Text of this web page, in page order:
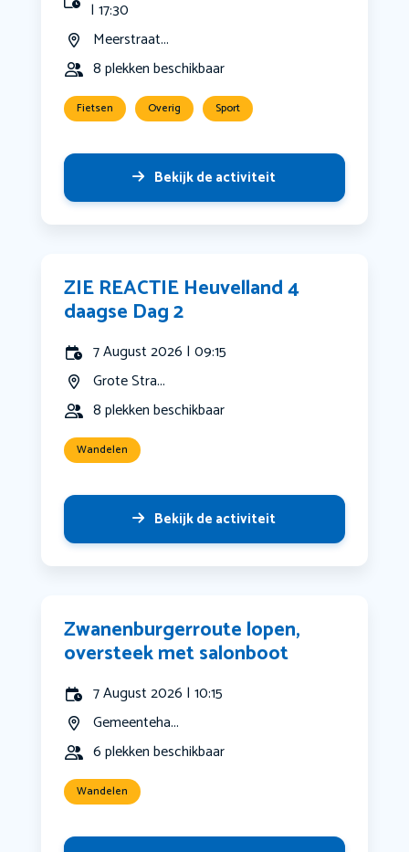
| 17:30
Meerstraat...
8 plekken beschikbaar
Fietsen Overig Sport
Bekijk de activiteit
ZIE REACTIE Heuvelland 4
daagse Dag 2
7 August 2026 | 09:15
Grote Stra...
8 plekken beschikbaar
Wandelen
Bekijk de activiteit
Zwanenburgerroute lopen,
oversteek met salonboot
7 August 2026 | 10:15
Gemeenteha...
6 plekken beschikbaar
Wandelen